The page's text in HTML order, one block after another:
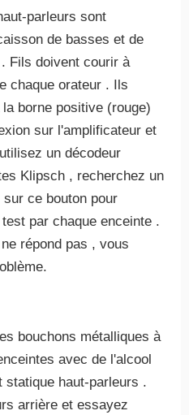
parleurs sont
de basses et de
Fils doivent courir à
chaque orateur . Ils
borne positive (rouge)
sur l'amplificateur et
un décodeur
Klipsch , recherchez un
ce bouton pour
par chaque enceinte .
répond pas , vous
bouchons métalliques à
avec de l'alcool
statique haut-parleurs .
arrière et essayez